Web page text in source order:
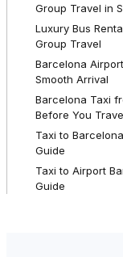
Group Travel in
Luxury Bus
Group Travel
Barcelona
Smooth Arrival
Barcelona Taxi
Before You
Taxi to
Guide
Taxi to Airport
Guide